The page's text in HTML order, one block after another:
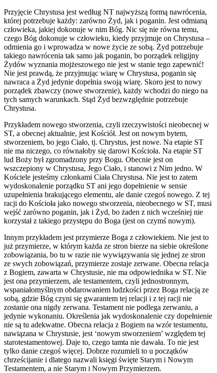
Przyjęcie Chrystusa jest według NT najwyższą formą nawrócenia,
której potrzebuje każdy: zarówno Żyd, jak i poganin. Jest odmianą
człowieka, jakiej dokonuje w nim Bóg. Nic się nie równa temu,
czego Bóg dokonuje w człowieku, kiedy przyjmuje on Chrystusa –
odmienia go i wprowadza w nowe życie ze sobą. Żyd potrzebuje
takiego nawrócenia tak samo jak poganin, bo porządek religijny
Żydów wyznania mojżeszowego nie jest w stanie tego zapewnić!
Nie jest prawdą, że przyjmując wiarę w Chrystusa, poganin się
nawraca a Żyd jedynie dopełnia swoją wiarę. Skoro jest to nowy
porządek zbawczy (nowe stworzenie), każdy wchodzi do niego na
tych samych warunkach. Stąd Żyd bezwzględnie potrzebuje
Chrystusa.
Przykładem nowego stworzenia, czyli rzeczywistości nieobecnej w
ST, a obecnej aktualnie, jest Kościół. Jest on nowym bytem,
stworzeniem, bo jego Ciało, tj. Chrystus, jest nowe. Na etapie ST
nie ma niczego, co równałoby się darowi Kościoła. Na etapie ST
lud Boży był zgromadzony przy Bogu. Obecnie jest on
wszczepiony w Chrystusa, Jego Ciało, i stanowi z Nim jedno. W
Kościele jesteśmy członkami Ciała Chrystusa. Nie jest to zatem
wydoskonalenie porządku ST ani jego dopełnienie w sensie
uzupełnienia brakującego elementu, ale danie czegoś nowego. Z tej
racji do Kościoła jako nowego stworzenia, nieobecnego w ST, musi
wejść zarówno poganin, jak i Żyd, bo żaden z nich wcześniej nie
korzystał z takiego przystępu do Boga (jest on czymś nowym).
Innym przykładem jest przymierze Boga z człowiekiem. Nie jest to
już przymierze, w którym każda ze stron bierze na siebie określone
zobowiązania, bo tu w razie nie wywiązywania się jednej ze stron
ze swych zobowiązań, przymierze zostaje zerwane. Obecna relacja
z Bogiem, zawarta w Chrystusie, nie ma odpowiednika w ST. Nie
jest ona przymierzem, ale testamentem, czyli jednostronnym,
wspaniałomyślnym obdarowaniem ludzkości przez Boga relacją ze
sobą, gdzie Bóg czyni się gwarantem tej relacji i z tej racji nie
zostanie ona nigdy zerwana. Testament nie podlega zerwaniu, a
jedynie wykonaniu. Określenia jak wydoskonalenie czy dopełnienie
nie są tu adekwatne. Obecna relacja z Bogiem na wzór testamentu,
nawiązana w Chrystusie, jest ‘nowym stworzeniem’ względem tej
starotestamentowej. Daje to, czego tamta nie dawała. To nie jest
tylko danie czegoś więcej. Dobrze rozumieli to u początków
chrześcijanie i dlatego nazwali księgi święte Starym i Nowym
Testamentem, a nie Starym i Nowym Przymierzem.